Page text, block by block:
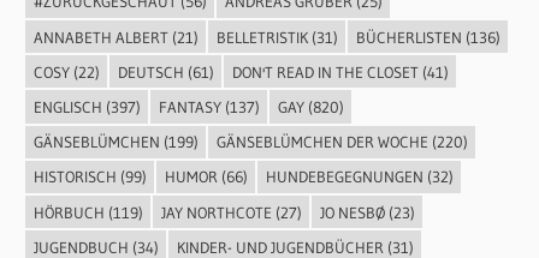
ANNABETH ALBERT(21) BELLETRISTIK(31) BÜCHERLISTEN (136)
COSY(22) DEUTSCH (61) DON'T READ IN THE CLOSET(41)
ENGLISCH (397) FANTASY(137) GAY(820)
GÄNSEBLÜMCHEN (199) GÄNSEBLÜMCHEN DER WOCHE (220)
HISTORISCH (99) HUMOR(66) HUNDEBEGEGNUNGEN (32)
HÖRBUCH (119) JAY NORTHCOTE (27) JO NESBØ(23)
JUGENDBUCH (34) KINDER- UND JUGENDBÜCHER (31)